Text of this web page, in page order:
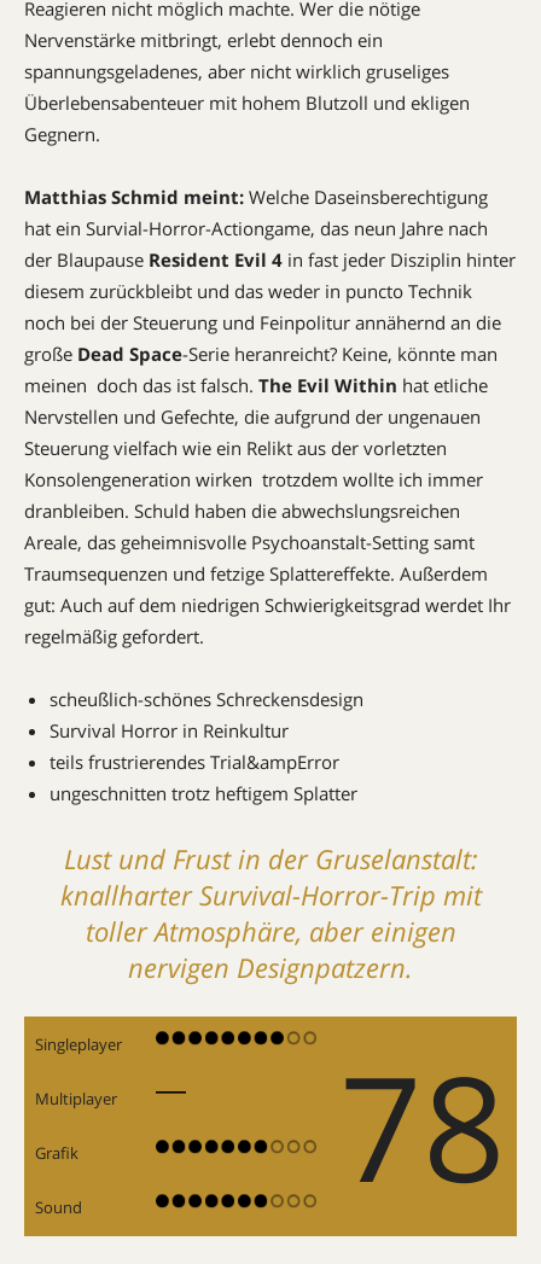
Reagieren nicht möglich machte. Wer die nötige
Nervenstärke mitbringt, erlebt dennoch ein
spannungsgeladenes, aber nicht wirklich gruseliges
Überlebensabenteuer mit hohem Blutzoll und ekligen
Gegnern.
Matthias Schmid meint: Welche Daseinsberechtigung
hat ein Survial-Horror-Actiongame, das neun Jahre nach
der Blaupause Resident Evil 4 in fast jeder Disziplin hinter
diesem zurückbleibt und das weder in puncto Technik
noch bei der Steuerung und Feinpolitur annähernd an die
große Dead Space-Serie heranreicht? Keine, könnte man
meinen  doch das ist falsch. The Evil Within hat etliche
Nervstellen und Gefechte, die aufgrund der ungenauen
Steuerung vielfach wie ein Relikt aus der vorletzten
Konsolengeneration wirken  trotzdem wollte ich immer
dranbleiben. Schuld haben die abwechslungsreichen
Areale, das geheimnisvolle Psychoanstalt-Setting samt
Traumsequenzen und fetzige Splattereffekte. Außerdem
gut: Auch auf dem niedrigen Schwierigkeitsgrad werdet Ihr
regelmäßig gefordert.
scheußlich-schönes Schreckensdesign
Survival Horror in Reinkultur
teils frustrierendes Trial&ampError
ungeschnitten trotz heftigem Splatter
Lust und Frust in der Gruselanstalt:
knallharter Survival-Horror-Trip mit
toller Atmosphäre, aber einigen
nervigen Designpatzern.
Singleplayer 78
Multiplayer
Grafik
Sound